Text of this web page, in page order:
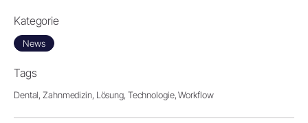
Kategorie
News
Tags
Dental, Zahnmedizin, Lösung, Technologie, Workflow